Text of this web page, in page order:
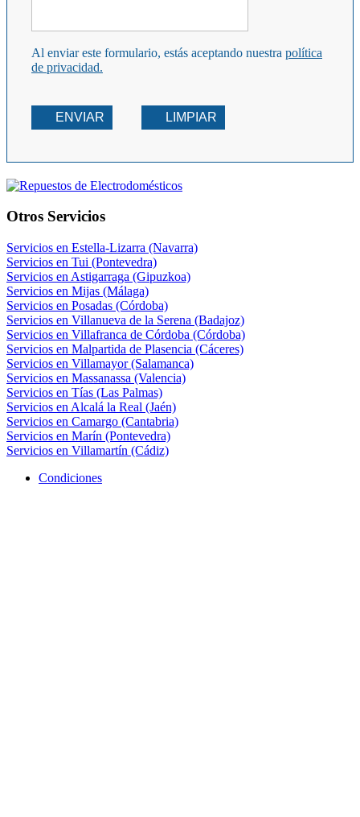
Al enviar este formulario, estás aceptando nuestra política
de privacidad.
ENVIAR LIMPIAR
Otros Servicios
Servicios en Estella-Lizarra (Navarra)
Servicios en Tui (Pontevedra)
Servicios en Astigarraga (Gipuzkoa)
Servicios en Mijas (Málaga)
Servicios en Posadas (Córdoba)
Servicios en Villanueva de la Serena (Badajoz)
Servicios en Villafranca de Córdoba (Córdoba)
Servicios en Malpartida de Plasencia (Cáceres)
Servicios en Villamayor (Salamanca)
Servicios en Massanassa (Valencia)
Servicios en Tías (Las Palmas)
Servicios en Alcalá la Real (Jaén)
Servicios en Camargo (Cantabria)
Servicios en Marín (Pontevedra)
Servicios en Villamartín (Cádiz)
Condiciones